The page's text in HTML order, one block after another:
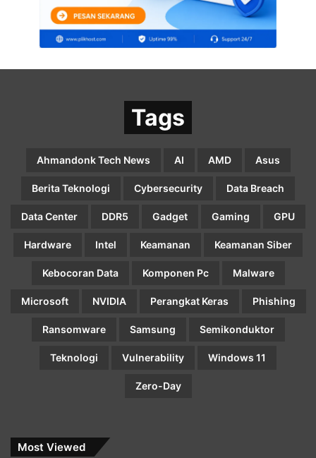
Tags
Ahmandonk Tech News AI AMD Asus
Berita Teknologi Cybersecurity Data Breach
Data Center DDR5 Gadget Gaming GPU
Hardware Intel Keamanan Keamanan Siber
Kebocoran Data Komponen Pc Malware
Microsoft NVIDIA Perangkat Keras Phishing
Ransomware Samsung Semikonduktor
Teknologi Vulnerability Windows 11
Zero-Day
Most Viewed